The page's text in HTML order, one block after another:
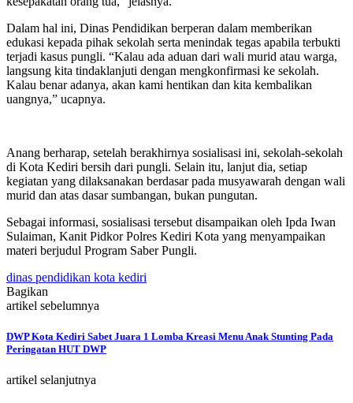
Dalam hal ini, Dinas Pendidikan berperan dalam memberikan
edukasi kepada pihak sekolah serta menindak tegas apabila terbukti
terjadi kasus pungli. “Kalau ada aduan dari wali murid atau warga,
langsung kita tindaklanjuti dengan mengkonfirmasi ke sekolah.
Kalau benar adanya, akan kami hentikan dan kita kembalikan
uangnya,” ucapnya.
Anang berharap, setelah berakhirnya sosialisasi ini, sekolah-sekolah
di Kota Kediri bersih dari pungli. Selain itu, lanjut dia, setiap
kegiatan yang dilaksanakan berdasar pada musyawarah dengan wali
murid dan atas dasar sumbangan, bukan pungutan.
Sebagai informasi, sosialisasi tersebut disampaikan oleh Ipda Iwan
Sulaiman, Kanit Pidkor Polres Kediri Kota yang menyampaikan
materi berjudul Program Saber Pungli.
dinas pendidikan kota kediri
Bagikan
artikel sebelumnya
DWP Kota Kediri Sabet Juara 1 Lomba Kreasi Menu Anak Stunting Pada
Peringatan HUT DWP
artikel selanjutnya